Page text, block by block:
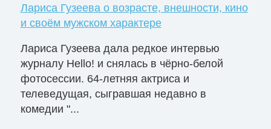
Лариса Гузеева о возрасте, внешности, кино
и своём мужском характере
Лариса Гузеева дала редкое интервью
журналу Hello! и снялась в чёрно-белой
фотосессии. 64-летняя актриса и
телеведущая, сыгравшая недавно в
комедии "...